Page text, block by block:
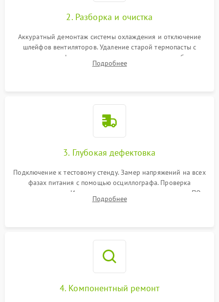
2. Разборка и очистка
Аккуратный демонтаж системы охлаждения и отключение
шлейфов вентиляторов. Удаление старой термопасты с
кристалла графического чипа и термопрокладок с банок
памяти и зоны VRM. Очистка платы от пыли и окислов.
Подробнее
3. Глубокая дефектовка
Подключение к тестовому стенду. Замер напряжений на всех
фазах питания с помощью осциллографа. Проверка
инициализации. Использование специализированного ПО
MATS
Подробнее
4. Компонентный ремонт